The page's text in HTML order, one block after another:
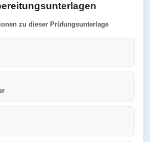
zu dieser Prüfungsunterlage